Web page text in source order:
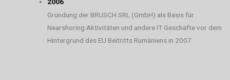
2006
Gründung der BRUSCH SRL (GmbH) als Basis für
Nearshoring Aktivitäten und andere IT Geschäfte vor dem
Hintergrund des EU Beitritts Rumäniens in 2007.